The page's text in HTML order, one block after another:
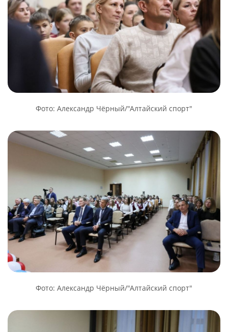
Фото: Александр Чёрный/"Алтайский спорт"
Фото: Александр Чёрный/"Алтайский спорт"